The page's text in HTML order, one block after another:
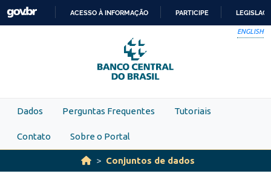
Skip to main content
PARA
O
CONTEÚDO
ACESSO À INFORMAÇÃO PARTICIPE
ENGLISH
Dados Perguntas Frequentes Tutoriais
Contato Sobre o Portal
Conjuntos de dados